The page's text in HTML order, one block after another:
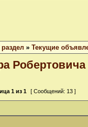
» Текущие
1 из 1 [ Сообщений: 13 ]